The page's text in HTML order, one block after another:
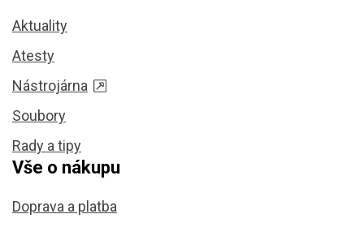
Aktuality
Atesty
Nástrojárna
Soubory
Rady a tipy
Vše o nákupu
Doprava a platba